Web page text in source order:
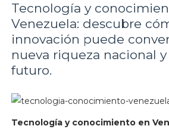
Tecnología y
Venezuela: descubre
innovación puede
nueva riqueza nacional
futuro.
Tecnología y conocimiento en